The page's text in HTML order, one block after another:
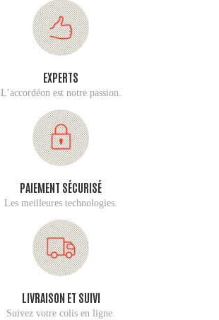
EXPERTS
L’accordéon est notre passion.
PAIEMENT SÉCURISÉ
Les meilleures technologies.
LIVRAISON ET SUIVI
Suivez votre colis en ligne.